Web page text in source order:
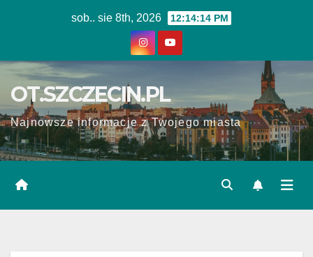
sob.. sie 8th, 2026 12:14:15 PM
OT.SZCZECIN.PL
Najnowsze informacje z Twojego miasta